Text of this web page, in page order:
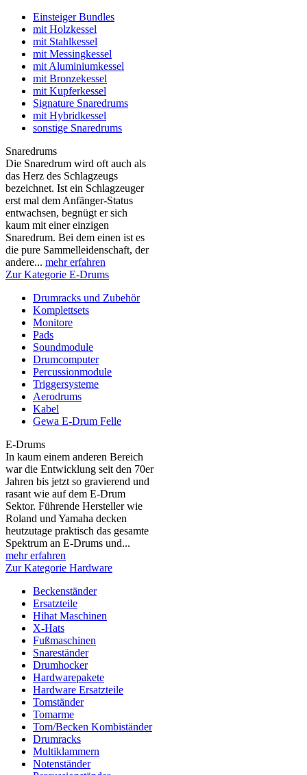
Einsteiger Bundles
mit Holzkessel
mit Stahlkessel
mit Messingkessel
mit Aluminiumkessel
mit Bronzekessel
mit Kupferkessel
Signature Snaredrums
mit Hybridkessel
sonstige Snaredrums
Snaredrums
Die Snaredrum wird oft auch als
das Herz des Schlagzeugs
bezeichnet. Ist ein Schlagzeuger
erst mal dem Anfänger-Status
entwachsen, begnügt er sich
kaum mit einer einzigen
Snaredrum. Bei dem einen ist es
die pure Sammelleidenschaft, der
andere... mehr erfahren
Zur Kategorie E-Drums
Drumracks und Zubehör
Komplettsets
Monitore
Pads
Soundmodule
Drumcomputer
Percussionmodule
Triggersysteme
Aerodrums
Kabel
Gewa E-Drum Felle
E-Drums
In kaum einem anderen Bereich
war die Entwicklung seit den 70er
Jahren bis jetzt so gravierend und
rasant wie auf dem E-Drum
Sektor. Führende Hersteller wie
Roland und Yamaha decken
heutzutage praktisch das gesamte
Spektrum an E-Drums und...
mehr erfahren
Zur Kategorie Hardware
Beckenständer
Ersatzteile
Hihat Maschinen
X-Hats
Fußmaschinen
Snareständer
Drumhocker
Hardwarepakete
Hardware Ersatzteile
Tomständer
Tomarme
Tom/Becken Kombiständer
Drumracks
Multiklammern
Notenständer